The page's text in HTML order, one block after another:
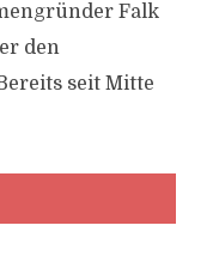
Falk
den
seit Mitte